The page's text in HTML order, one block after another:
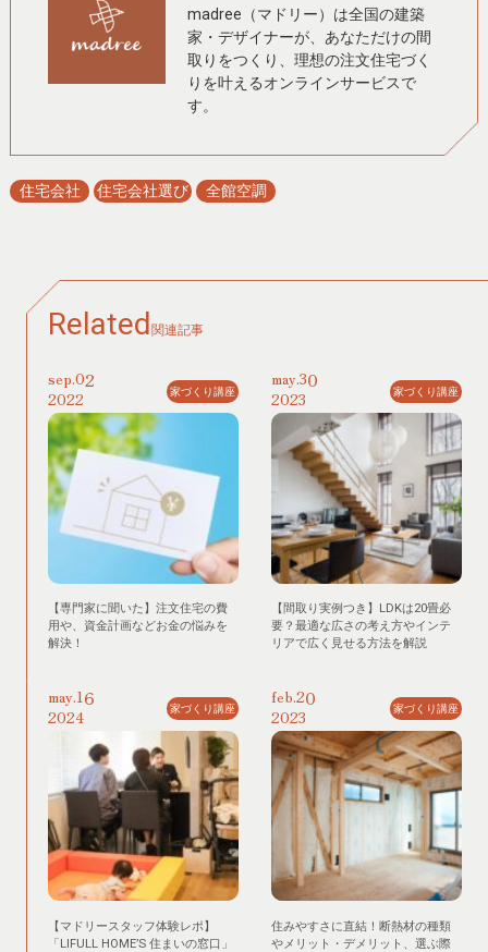
madree（マドリー）は全国の建築
家・デザイナーが、あなただけの間
取りをつくり、理想の注文住宅づく
りを叶えるオンラインサービスで
す。
住宅会社 住宅会社選び 全館空調
Related 関連記事
sep. 02
2022 家づくり講座
【専門家に聞いた】注文住宅の費
用や、資金計画などお金の悩みを
解決！
may. 30
2023 家づくり講座
【間取り実例つき】LDKは20畳必
要？最適な広さの考え方やインテ
リアで広く見せる方法を解説
may. 16
2024 家づくり講座
【マドリースタッフ体験レポ】
「LIFULL HOME’S 住まいの窓口」
feb. 20
2023 家づくり講座
住みやすさに直結！断熱材の種類
やメリット・デメリット、選ぶ際